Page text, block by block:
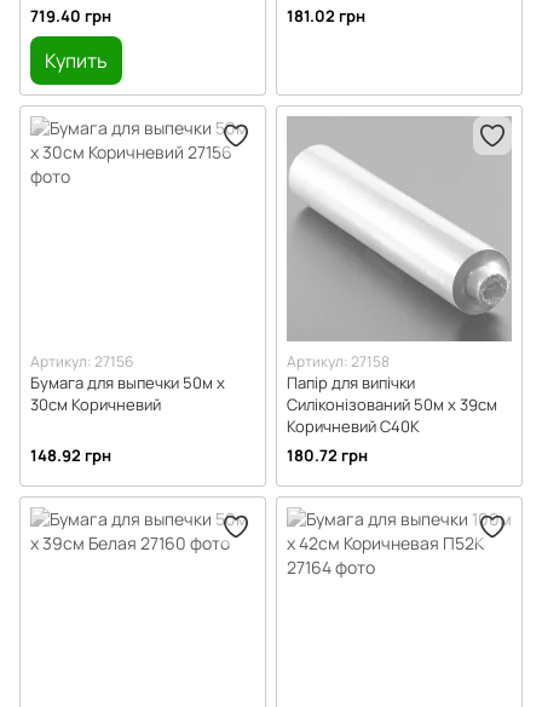
719.40 грн
Купить
181.02 грн
Артикул: 27156
Бумага для выпечки 50м х
30см Коричневий
148.92 грн
Артикул: 27158
Папір для випічки
Силіконізований 50м х 39см
Коричневий С40К
180.72 грн